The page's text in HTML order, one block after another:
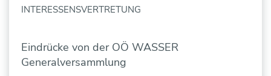
INTERESSENSVERTRETUNG
Eindrücke von der OÖ WASSER
Generalversammlung